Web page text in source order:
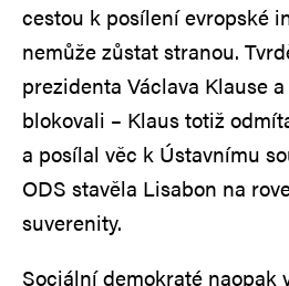
cestou k posílení evropské
nemůže zůstat stranou.
prezidenta Václava Klause
blokovali – Klaus totiž
a posílal věc k Ústavnímu
ODS stavěla Lisabon na
suverenity.
Sociální demokraté naopak